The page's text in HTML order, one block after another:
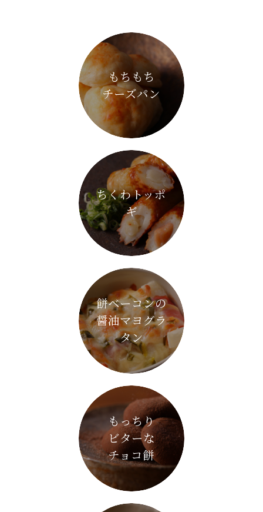
もちもち
チーズパン
ちくわトッポ
ギ
餅ベーコンの
醤油マヨグラ
タン
もっちり
ビターな
チョコ餅